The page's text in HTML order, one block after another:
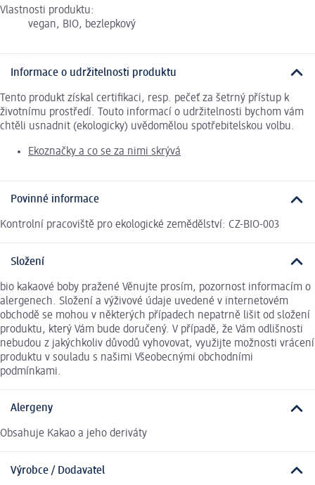
Vlastnosti produktu:
vegan, BIO, bezlepkový
Informace o udržitelnosti produktu
Tento produkt získal certifikaci, resp. pečeť za šetrný přístup k
životnímu prostředí. Touto informací o udržitelnosti bychom vám
chtěli usnadnit (ekologicky) uvědomělou spotřebitelskou volbu.
Ekoznačky a co se za nimi skrývá
Povinné informace
Kontrolní pracoviště pro ekologické zemědělství: CZ-BIO-003
Složení
bio kakaové boby pražené Věnujte prosím, pozornost informacím o
alergenech. Složení a výživové údaje uvedené v internetovém
obchodě se mohou v některých případech nepatrně lišit od složení
produktu, který Vám bude doručený. V případě, že Vám odlišnosti
nebudou z jakýchkoliv důvodů vyhovovat, využijte možnosti vrácení
produktu v souladu s našimi Všeobecnými obchodními
podmínkami.
Alergeny
Obsahuje Kakao a jeho deriváty
Výrobce / Dodavatel